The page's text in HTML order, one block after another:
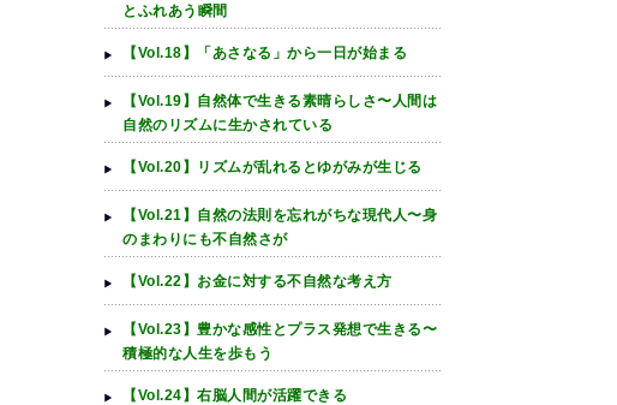
とふれあう瞬間
【Vol.18】「あさなる」から一日が始まる
【Vol.19】自然体で生きる素晴らしさ〜人間は
自然のリズムに生かされている
【Vol.20】リズムが乱れるとゆがみが生じる
【Vol.21】自然の法則を忘れがちな現代人〜身
のまわりにも不自然さが
【Vol.22】お金に対する不自然な考え方
【Vol.23】豊かな感性とプラス発想で生きる〜
積極的な人生を歩もう
【Vol.24】右脳人間が活躍できる